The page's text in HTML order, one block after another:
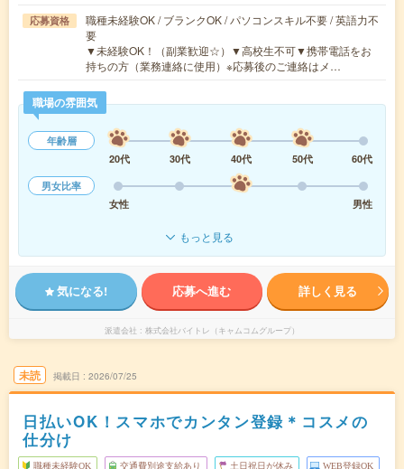
応募資格
職種未経験OK / ブランクOK / パソコンスキル不要 / 英語力不
要
▼未経験OK！（副業歓迎☆）▼高校生不可▼携帯電話をお
持ちの方（業務連絡に使用）※応募後のご連絡はメ…
職場の雰囲気
年齢層
20代
30代 40代 50代
60代
男女比率
女性
男性
もっと見る
気になる! 応募へ進む 詳しく見る
派遣会社 株式会社バイトレ（キャムコムグループ）
未読 掲載日 2026/07/25
日払いOK！スマホでカンタン登録＊コスメの
仕分け
職種未経験OK 交通費別途支給あり 土日祝日が休み WEB登録OK